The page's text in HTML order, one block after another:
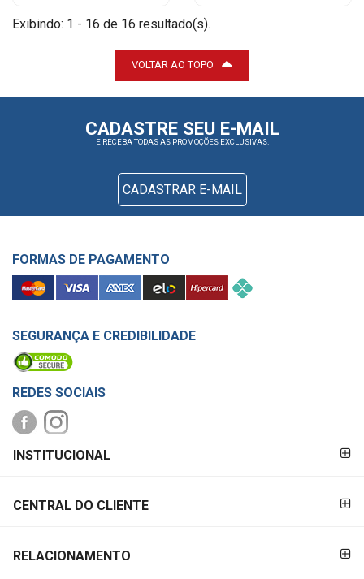
Exibindo: 1 - 16 de 16 resultado(s).
VOLTAR AO TOPO
CADASTRE SEU E-MAIL
E RECEBA TODAS AS PROMOÇÕES EXCLUSIVAS.
CADASTRAR E-MAIL
FORMAS DE PAGAMENTO
SEGURANÇA E CREDIBILIDADE
REDES SOCIAIS
PAGAMENTO
INSTITUCIONAL
CENTRAL DO CLIENTE
RELACIONAMENTO